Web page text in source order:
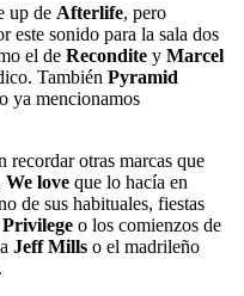
up de Afterlife, pero
este sonido para la sala dos
el de Recondite y Marcel
También Pyramid
ya mencionamos
recordar otras marcas que
We love que lo hacía en
de sus habituales, fiestas
Privilege o los comienzos de
Jeff Mills o el madrileño